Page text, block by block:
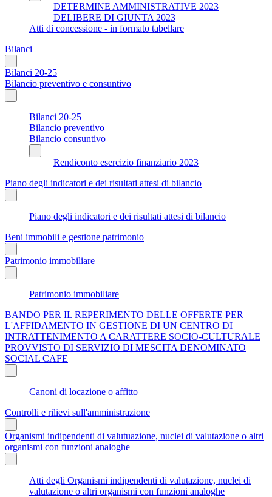
DETERMINE AMMINISTRATIVE 2023
DELIBERE DI GIUNTA 2023
Atti di concessione - in formato tabellare
Bilanci
Bilanci 20-25
Bilancio preventivo e consuntivo
Bilanci 20-25
Bilancio preventivo
Bilancio consuntivo
Rendiconto esercizio finanziario 2023
Piano degli indicatori e dei risultati attesi di bilancio
Piano degli indicatori e dei risultati attesi di bilancio
Beni immobili e gestione patrimonio
Patrimonio immobiliare
Patrimonio immobiliare
BANDO PER IL REPERIMENTO DELLE OFFERTE PER
L'AFFIDAMENTO IN GESTIONE DI UN CENTRO DI
INTRATTENIMENTO A CARATTERE SOCIO-CULTURALE
PROVVISTO DI SERVIZIO DI MESCITA DENOMINATO
SOCIAL CAFE
Canoni di locazione o affitto
Controlli e rilievi sull'amministrazione
Organismi indipendenti di valutuazione, nuclei di valutazione o altri
organismi con funzioni analoghe
Atti degli Organismi indipendenti di valutazione, nuclei di
valutazione o altri organismi con funzioni analoghe